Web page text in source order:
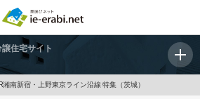
住宅サイト
湘南新宿・上野東京ライン沿線 特集（茨城）